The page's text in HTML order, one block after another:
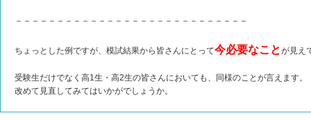
－－－－－－－－－－－－－－－－－－－－－－－－－－－－
ちょっとした例ですが、模試結果から皆さんにとって今必要なことが見え
受験生だけでなく高1生・高2生の皆さんにおいても、同様のことが言えます。
改めて見直してみてはいかがでしょうか。